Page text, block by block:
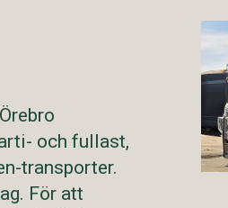
och fullast,
transporter.
För att